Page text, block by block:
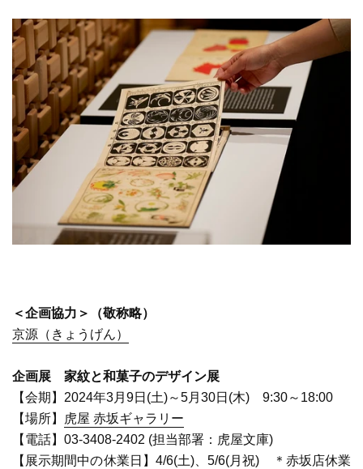
＜企画協力＞（敬称略）
京源（きょうげん）
企画展 家紋と和菓子のデザイン展
【会期】 2024年3月 9日 (土)～5月 30日 (木) 9:30～ 18:00
【場所】
虎屋 赤坂ギャラリー
【電話】 03-3408-2402 (担当部署：虎屋文庫)
【展示期間中の休業日】 4/6(土) 、5/6(月祝) ＊赤坂店休業